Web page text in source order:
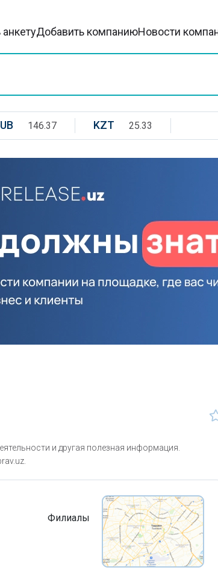
Добавить компаниюНовости
146.37 KZT 25.33
и другая полезная информация.
Филиалы